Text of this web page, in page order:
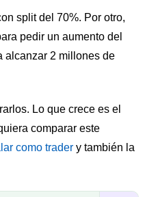
split del 70%. Por otro,
pedir un aumento del
alcanzar 2 millones de
Lo que crece es el
comparar este
como trader y también la